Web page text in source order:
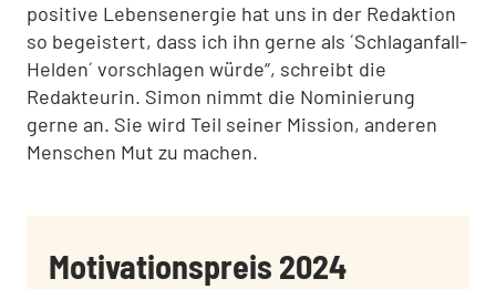
positive Lebensenergie hat uns in der Redaktion
so begeistert, dass ich ihn gerne als ´Schlaganfall-
Helden´ vorschlagen würde“, schreibt die
Redakteurin. Simon nimmt die Nominierung
gerne an. Sie wird Teil seiner Mission, anderen
Menschen Mut zu machen.
:Motivationspreis 2024